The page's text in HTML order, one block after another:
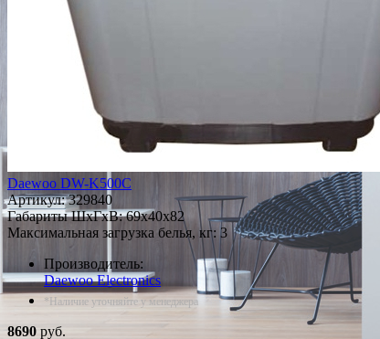
Daewoo DW-K500C
Артикул:329840
Габариты ШxГxВ: 69x40x82
Максимальная загрузка белья, кг: 3
Производитель:
Daewoo Electronics
*Наличие уточняйте у менеджера
8690 руб.